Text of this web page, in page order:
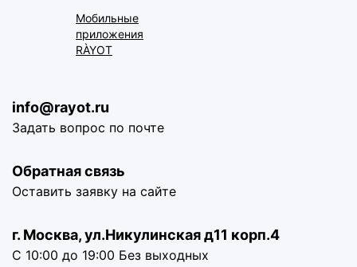
Мобильные
приложения
RÀYOT
info@rayot.ru
Задать вопрос по почте
Обратная связь
Оставить заявку на сайте
г. Москва, ул.Никулинская д11 корп.4
С 10:00 до 19:00 Без выходных